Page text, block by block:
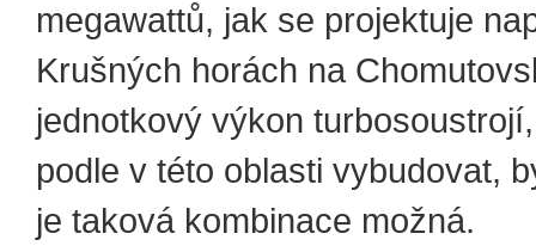
megawattů, jak se projektuje
Krušných horách na
jednotkový výkon
podle v této oblasti vybudovat,
je taková kombinace možná.